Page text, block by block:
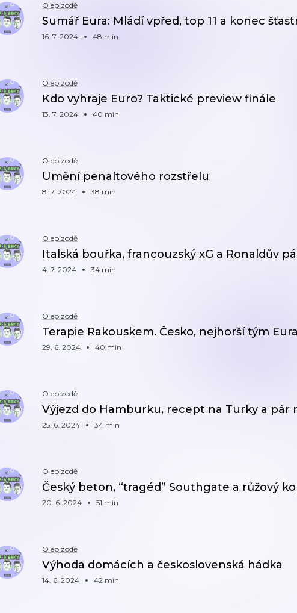
O epizodě
Sumář Eura: Mládí vpřed, top 11 a konec
16. 7. 2024 48 min
O epizodě
Kdo vyhraje Euro? Taktické preview finále
13. 7. 2024 40 min
O epizodě
Umění penaltového rozstřelu
8. 7. 2024 38 min
O epizodě
Italská bouřka, francouzský xG a Ronaldův
4. 7. 2024 34 min
O epizodě
Terapie Rakouskem. Česko, nejhorší tým
29. 6. 2024 40 min
O epizodě
Výjezd do Hamburku, recept na Turky a pár
25. 6. 2024 34 min
O epizodě
Český beton, “tragéd” Southgate a růžový
20. 6. 2024 51 min
O epizodě
Výhoda domácích a československá hádka
14. 6. 2024 42 min